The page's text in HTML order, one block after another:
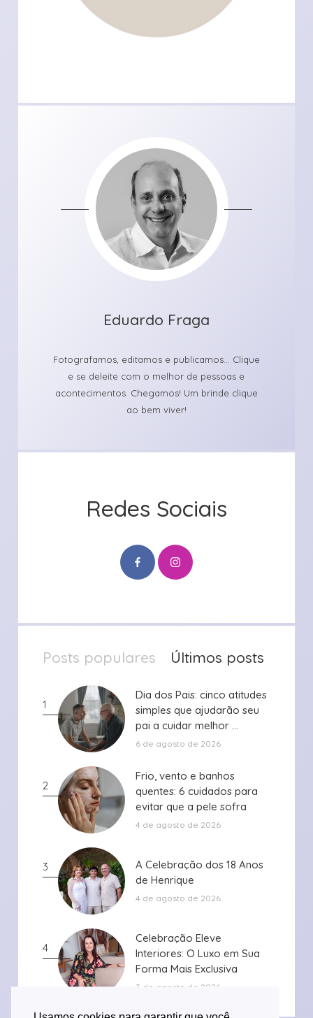
Eduardo Fraga
Fotografamos, editamos e publicamos... Clique
e se deleite com o melhor de pessoas e
acontecimentos. Chegamos! Um brinde clique
ao bem viver!
Redes Sociais
Posts populares Últimos posts
1
Dia dos Pais: cinco atitudes
simples que ajudarão seu
pai a cuidar melhor ...
Dia dos Pais: cinco atitudes
simples que ajudarão seu
pai a cuidar melhor ...
6 de agosto de 2026
2
Frio, vento e banhos
quentes: 6 cuidados para
evitar que a pele sofra
durante ...
Frio, vento e banhos
quentes: 6 cuidados para
evitar que a pele sofra
durante ...
4 de agosto de 2026
3
A Celebração dos 18 Anos
de Henrique
A Celebração dos 18 Anos
de Henrique
4 de agosto de 2026
4
Celebração Eleve
Interiores: O Luxo em Sua
Forma Mais Exclusiva
Celebração Eleve
Interiores: O Luxo em Sua
Forma Mais Exclusiva
3 de agosto de 2026